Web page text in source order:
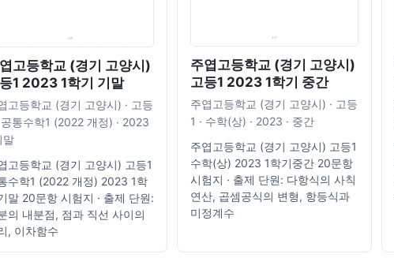
고등학교 (경기 고양시)
1 2023 1학기 기말
고등학교 (경기 고양시) · 고등
공통수학1 (2022 개정) · 2023
말
고등학교 (경기 고양시) 고등1
수학1 (2022 개정) 2023 1학
말 20문항 시험지 · 출제 단원:
의 내분점, 점과 직선 사이의
, 이차함수
주엽고등학교 (경기 고양시)
고등1 2023 1학기 중간
주엽고등학교 (경기 고양시) · 고등
1 · 수학(상) · 2023 · 중간
주엽고등학교 (경기 고양시) 고등1
수학(상) 2023 1학기중간 20문항
시험지 · 출제 단원: 다항식의 사칙
연산, 곱셈공식의 변형, 항등식과
미정계수